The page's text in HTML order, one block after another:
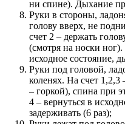
ни спине). Дыхание
Руки в стороны,
голову вверх, не
счет 2 – держать
(смотря на носки ног).
исходное состояние,
Руки под головой,
коленях. На счет 1,2,3
– горкой), спина при
4 – вернуться в
задерживать (6 раз);